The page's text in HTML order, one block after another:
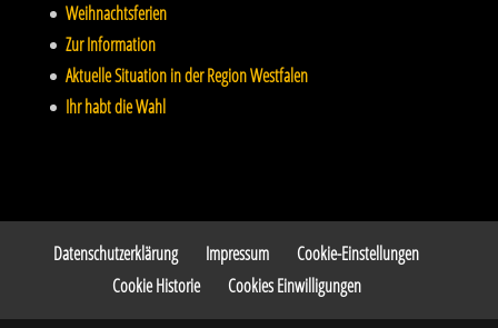
Weihnachtsferien
Zur Information
Aktuelle Situation in der Region Westfalen
Ihr habt die Wahl
Datenschutzerklärung Impressum
Cookie-Einstellungen
Cookie Historie
Cookies Einwilligungen